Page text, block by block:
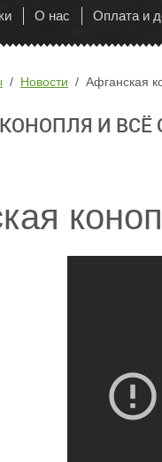
О нас Оплата и
Новости Афганская
И ВСЁ